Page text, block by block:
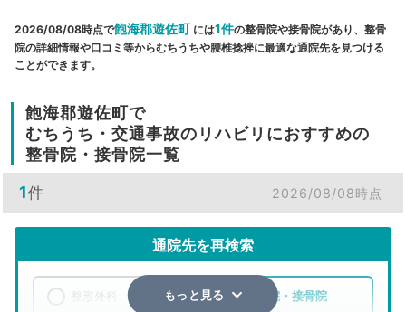
2026/08/08時点で飽海郡遊佐町 には1件の整骨院や接骨院があり、整骨
院の詳細情報や口コミ等からむちうちや腰椎捻挫に最適な通院先を見つける
ことができます。
飽海郡遊佐町で
むちうち・交通事故のリハビリにおすすめの
整骨院・接骨院一覧
1件 2026/08/08時点
通院先を再検索
整骨院・接骨院
もっと見る